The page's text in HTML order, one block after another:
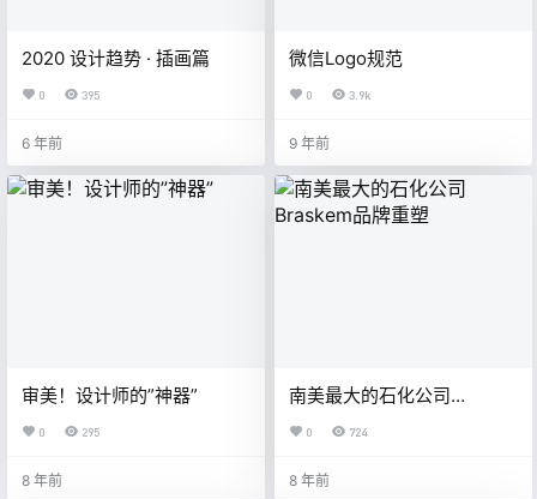
2020 设计趋势 · 插画篇
0 395
6 年前
微信Logo规范
0 3.9k
9 年前
审美！设计师的”神器”
0 295
8 年前
南美最大的石化公司
Braskem品牌重塑
0 724
8 年前